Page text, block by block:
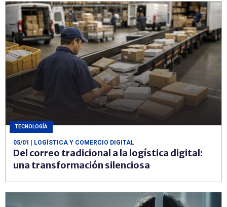
TECNOLOGÍA
05/01 | LOGÍSTICA Y COMERCIO DIGITAL
Del correo tradicional a la logística digital:
una transformación silenciosa